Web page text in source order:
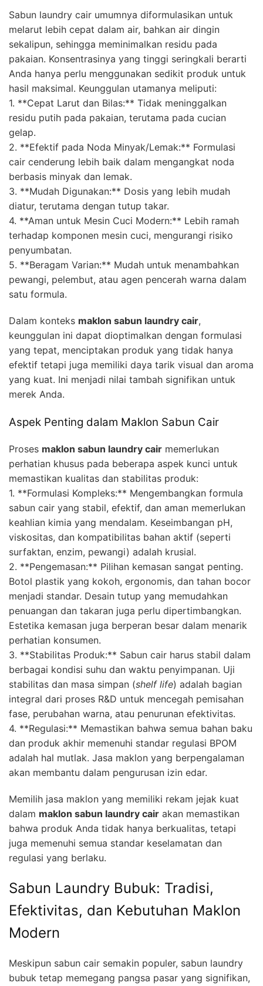
Sabun laundry cair umumnya diformulasikan untuk
melarut lebih cepat dalam air, bahkan air dingin
sekalipun, sehingga meminimalkan residu pada
pakaian. Konsentrasinya yang tinggi seringkali berarti
Anda hanya perlu menggunakan sedikit produk untuk
hasil maksimal. Keunggulan utamanya meliputi:
1. **Cepat Larut dan Bilas:** Tidak meninggalkan
residu putih pada pakaian, terutama pada cucian
gelap.
2. **Efektif pada Noda Minyak/Lemak:** Formulasi
cair cenderung lebih baik dalam mengangkat noda
berbasis minyak dan lemak.
3. **Mudah Digunakan:** Dosis yang lebih mudah
diatur, terutama dengan tutup takar.
4. **Aman untuk Mesin Cuci Modern:** Lebih ramah
terhadap komponen mesin cuci, mengurangi risiko
penyumbatan.
5. **Beragam Varian:** Mudah untuk menambahkan
pewangi, pelembut, atau agen pencerah warna dalam
satu formula.
Dalam konteks maklon sabun laundry cair,
keunggulan ini dapat dioptimalkan dengan formulasi
yang tepat, menciptakan produk yang tidak hanya
efektif tetapi juga memiliki daya tarik visual dan aroma
yang kuat. Ini menjadi nilai tambah signifikan untuk
merek Anda.
Aspek Penting dalam Maklon Sabun Cair
Proses maklon sabun laundry cair memerlukan
perhatian khusus pada beberapa aspek kunci untuk
memastikan kualitas dan stabilitas produk:
1. **Formulasi Kompleks:** Mengembangkan formula
sabun cair yang stabil, efektif, dan aman memerlukan
keahlian kimia yang mendalam. Keseimbangan pH,
viskositas, dan kompatibilitas bahan aktif (seperti
surfaktan, enzim, pewangi) adalah krusial.
2. **Pengemasan:** Pilihan kemasan sangat penting.
Botol plastik yang kokoh, ergonomis, dan tahan bocor
menjadi standar. Desain tutup yang memudahkan
penuangan dan takaran juga perlu dipertimbangkan.
Estetika kemasan juga berperan besar dalam menarik
perhatian konsumen.
3. **Stabilitas Produk:** Sabun cair harus stabil dalam
berbagai kondisi suhu dan waktu penyimpanan. Uji
stabilitas dan masa simpan (shelf life) adalah bagian
integral dari proses R&D untuk mencegah pemisahan
fase, perubahan warna, atau penurunan efektivitas.
4. **Regulasi:** Memastikan bahwa semua bahan baku
dan produk akhir memenuhi standar regulasi BPOM
adalah hal mutlak. Jasa maklon yang berpengalaman
akan membantu dalam pengurusan izin edar.
Memilih jasa maklon yang memiliki rekam jejak kuat
dalam maklon sabun laundry cair akan memastikan
bahwa produk Anda tidak hanya berkualitas, tetapi
juga memenuhi semua standar keselamatan dan
regulasi yang berlaku.
Sabun Laundry Bubuk: Tradisi,
Efektivitas, dan Kebutuhan Maklon
Modern
Meskipun sabun cair semakin populer, sabun laundry
bubuk tetap memegang pangsa pasar yang signifikan,